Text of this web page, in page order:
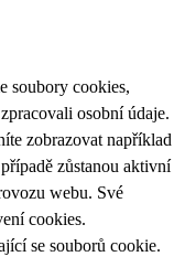
soubory cookies,
osobní údaje.
zobrazovat například
zůstanou aktivní
webu. Své
cookies.
se souborů cookie.